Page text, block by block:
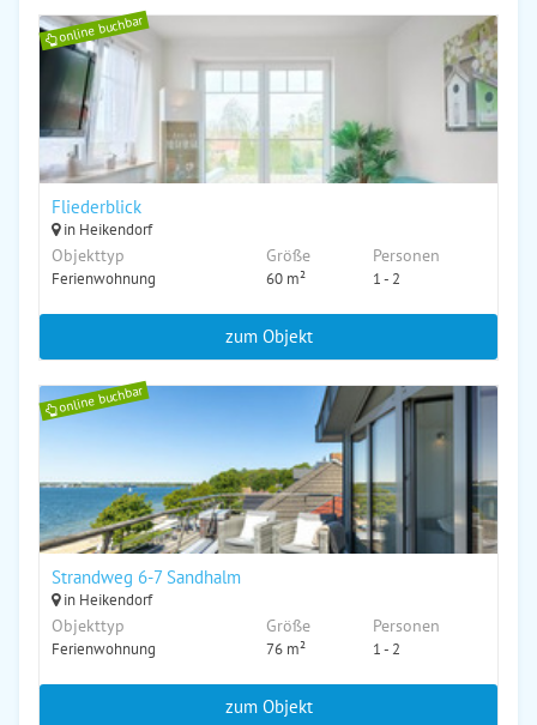
online buchbar
Fliederblick
in Heikendorf
Objekttyp
Ferienwohnung
Größe
60 m²
Personen
1 - 2
zum Objekt
online buchbar
Strandweg 6-7 Sandhalm
in Heikendorf
Objekttyp
Ferienwohnung
Größe
76 m²
Personen
1 - 2
zum Objekt